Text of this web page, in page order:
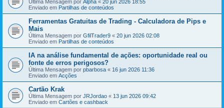
Última Mensagem por Alpha « 20 jun 2026 18:55
Enviado em Partilhas de conteúdos
Ferramentas Gratuitas de Trading - Calculadora de Pips e
Mais
Última Mensagem por GfilTrader9 « 20 jun 2026 02:08
Enviado em Partilhas de conteúdos
IA na análise fundamental de ações: oportunidade real ou
fonte de erros perigosos?
Última Mensagem por pbarbosa « 16 jun 2026 11:36
Enviado em Acções
Cartão Krak
Última Mensagem por JRJordao « 13 jun 2026 09:42
Enviado em Cartões e cashback